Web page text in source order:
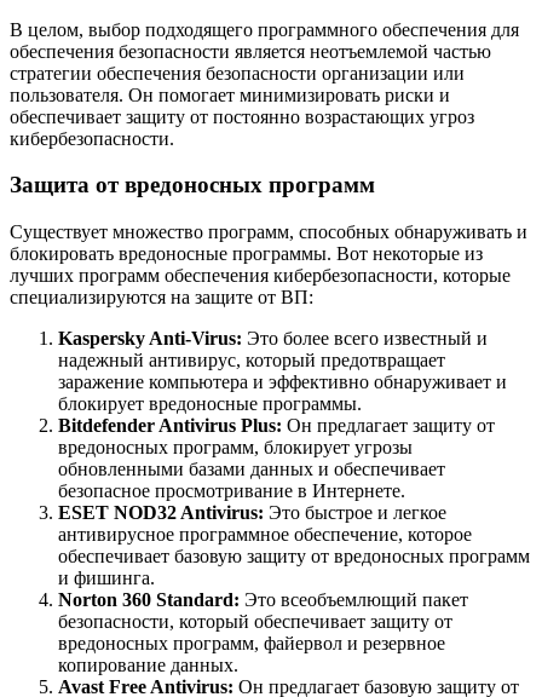
В целом, выбор подходящего программного обеспечения для
обеспечения безопасности является неотъемлемой частью
стратегии обеспечения безопасности организации или
пользователя. Он помогает минимизировать риски и
обеспечивает защиту от постоянно возрастающих угроз
кибербезопасности.
Защита от вредоносных программ
Существует множество программ, способных обнаруживать и
блокировать вредоносные программы. Вот некоторые из
лучших программ обеспечения кибербезопасности, которые
специализируются на защите от ВП:
Kaspersky Anti-Virus: Это более всего известный и
надежный антивирус, который предотвращает
заражение компьютера и эффективно обнаруживает и
блокирует вредоносные программы.
Bitdefender Antivirus Plus: Он предлагает защиту от
вредоносных программ, блокирует угрозы
обновленными базами данных и обеспечивает
безопасное просмотривание в Интернете.
ESET NOD32 Antivirus: Это быстрое и легкое
антивирусное программное обеспечение, которое
обеспечивает базовую защиту от вредоносных программ
и фишинга.
Norton 360 Standard: Это всеобъемлющий пакет
безопасности, который обеспечивает защиту от
вредоносных программ, файервол и резервное
копирование данных.
Avast Free Antivirus: Он предлагает базовую защиту от